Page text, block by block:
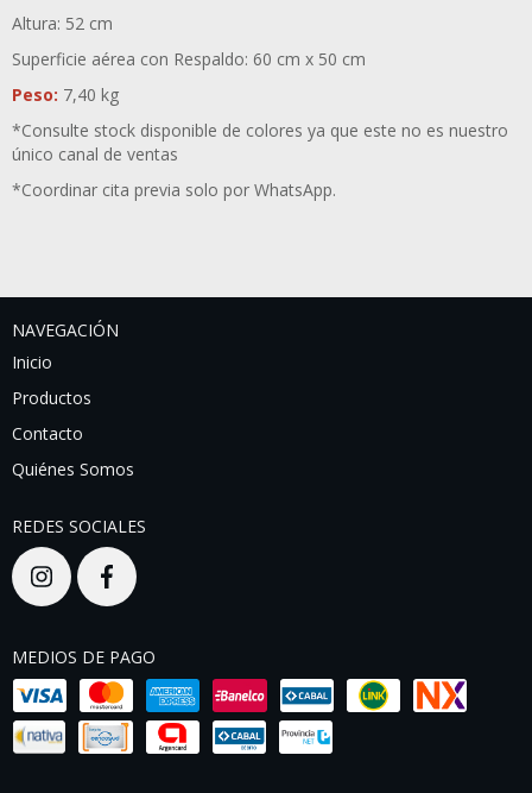
Altura: 52 cm
Superficie aérea con Respaldo: 60 cm x 50 cm
Peso: 7,40 kg
*Consulte stock disponible de colores ya que este no es nuestro
único canal de ventas
*Coordinar cita previa solo por WhatsApp.
NAVEGACIÓN
Inicio
Productos
Contacto
Quiénes Somos
REDES SOCIALES
MEDIOS DE PAGO